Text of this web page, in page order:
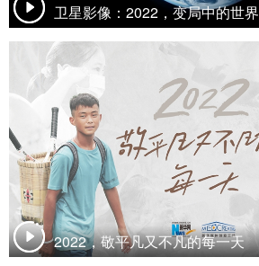
卫星影像：2022，变局中的世界
2022，敬平凡又不凡的每一天